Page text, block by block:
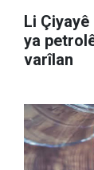
Li
ya
varîlan